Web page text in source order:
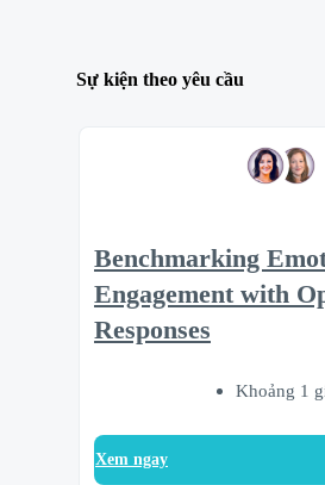
Sự kiện theo yêu cầu
Benchmarking
Engagement with
Responses
Khoảng 1
Xem ngay